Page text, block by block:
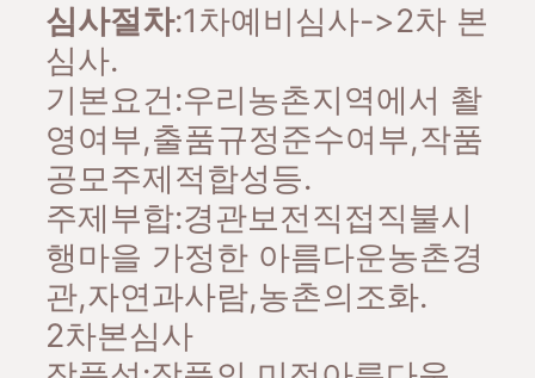
심사절차:1차예비심사->2차 본
심사.
기본요건:우리농촌지역에서 촬
영여부,출품규정준수여부,작품
공모주제적합성등.
주제부합:경관보전직접직불시
행마을 가정한 아름다운농촌경
관,자연과사람,농촌의조화.
2차본심사